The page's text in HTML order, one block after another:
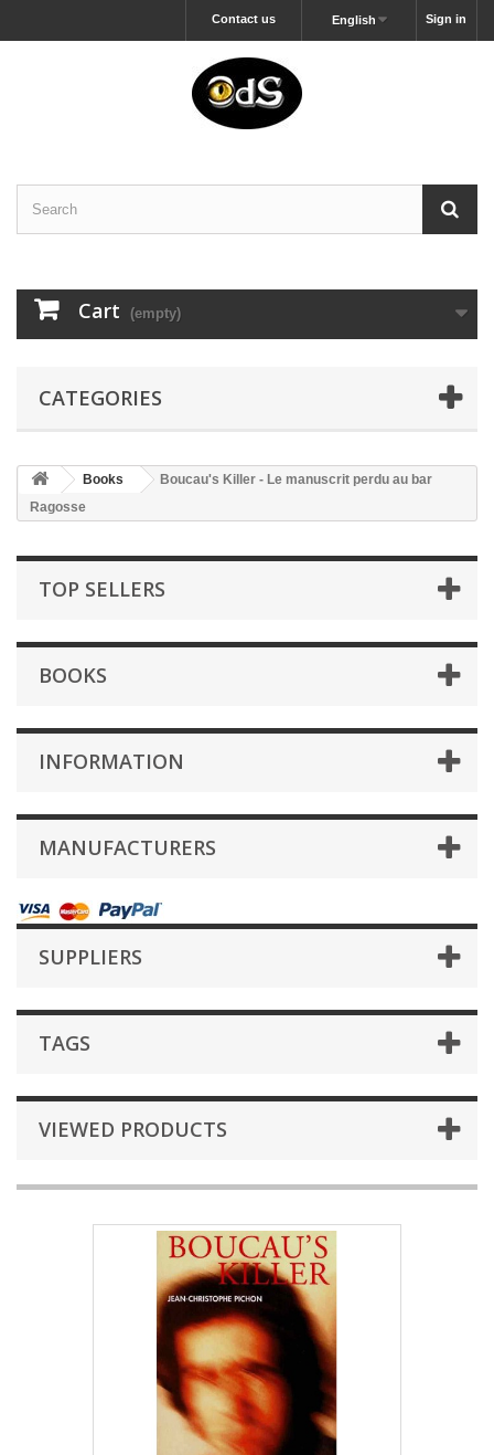
Sign in
English
Contact us
Cart (empty)
CATEGORIES
Books
Boucau's Killer - Le manuscrit perdu au bar
Ragosse
TOP SELLERS
BOOKS
INFORMATION
MANUFACTURERS
SUPPLIERS
TAGS
VIEWED PRODUCTS